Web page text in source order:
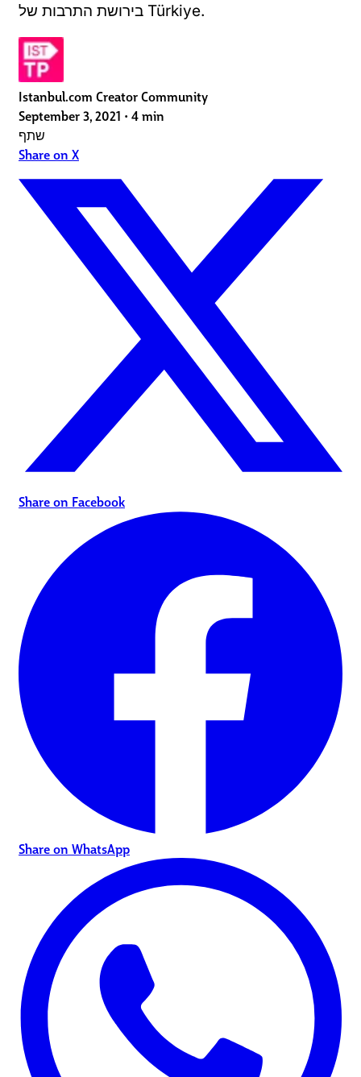
בירושת התרבות של Türkiye.
Istanbul.com Creator Community
September 3, 2021 • 4 min
שתף
Share on X
Share on Facebook
Share on WhatsApp